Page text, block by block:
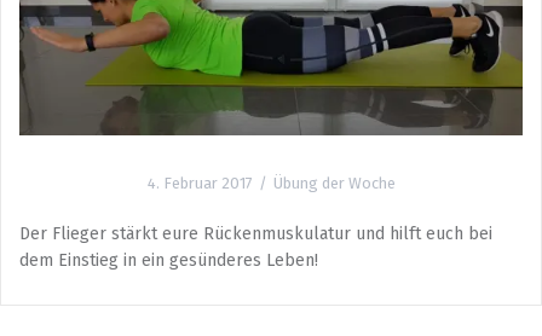
4. Februar 2017 Übung der Woche
Der Flieger stärkt eure Rückenmuskulatur und hilft euch bei
dem Einstieg in ein gesünderes Leben!